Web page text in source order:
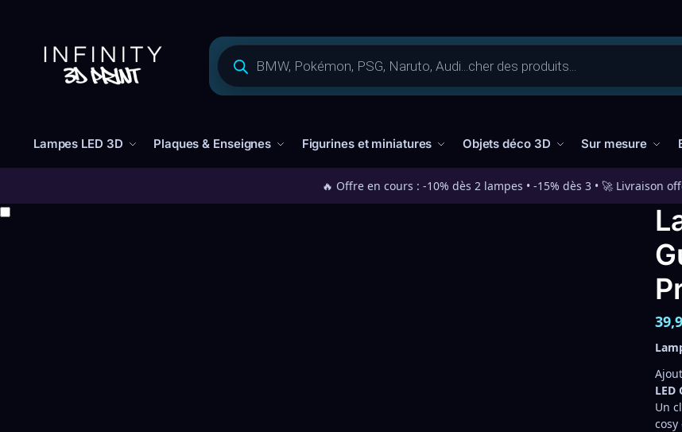
Lampes LED 3D Plaques & Enseignes Figurines et miniatures Objets déco 3D Sur mesure
🔥 Offre en cours : -10% dès 2 lampes • -15% dès 3 • 🚀 Livraison
LED
Un
cosy